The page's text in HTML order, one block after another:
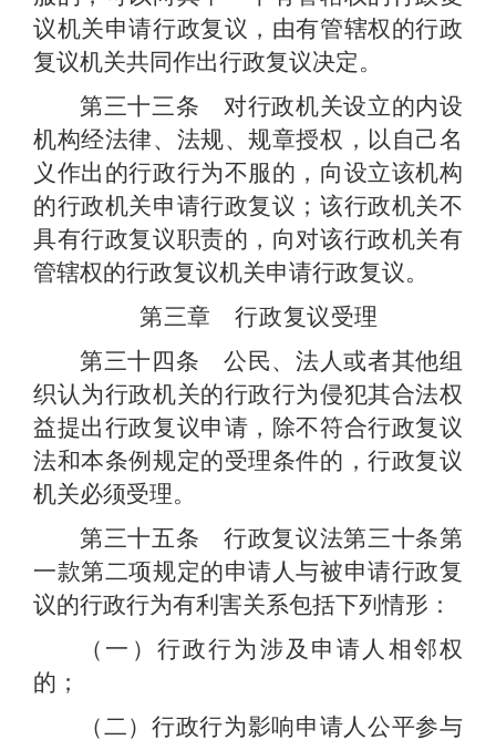
议机关申请行政复议，由有管辖权的行政
复议机关共同作出行政复议决定。
第三十三条 对行政机关设立的内设
机构经法律、法规、规章授权，以自己名
义作出的行政行为不服的，向设立该机构
的行政机关申请行政复议；该行政机关不
具有行政复议职责的，向对该行政机关有
管辖权的行政复议机关申请行政复议。
第三章 行政复议受理
第三十四条 公民、法人或者其他组
织认为行政机关的行政行为侵犯其合法权
益提出行政复议申请，除不符合行政复议
法和本条例规定的受理条件的，行政复议
机关必须受理。
第三十五条 行政复议法第三十条第
一款第二项规定的申请人与被申请行政复
议的行政行为有利害关系包括下列情形：
（一）行政行为涉及申请人相邻权
的；
（二）行政行为影响申请人公平参与